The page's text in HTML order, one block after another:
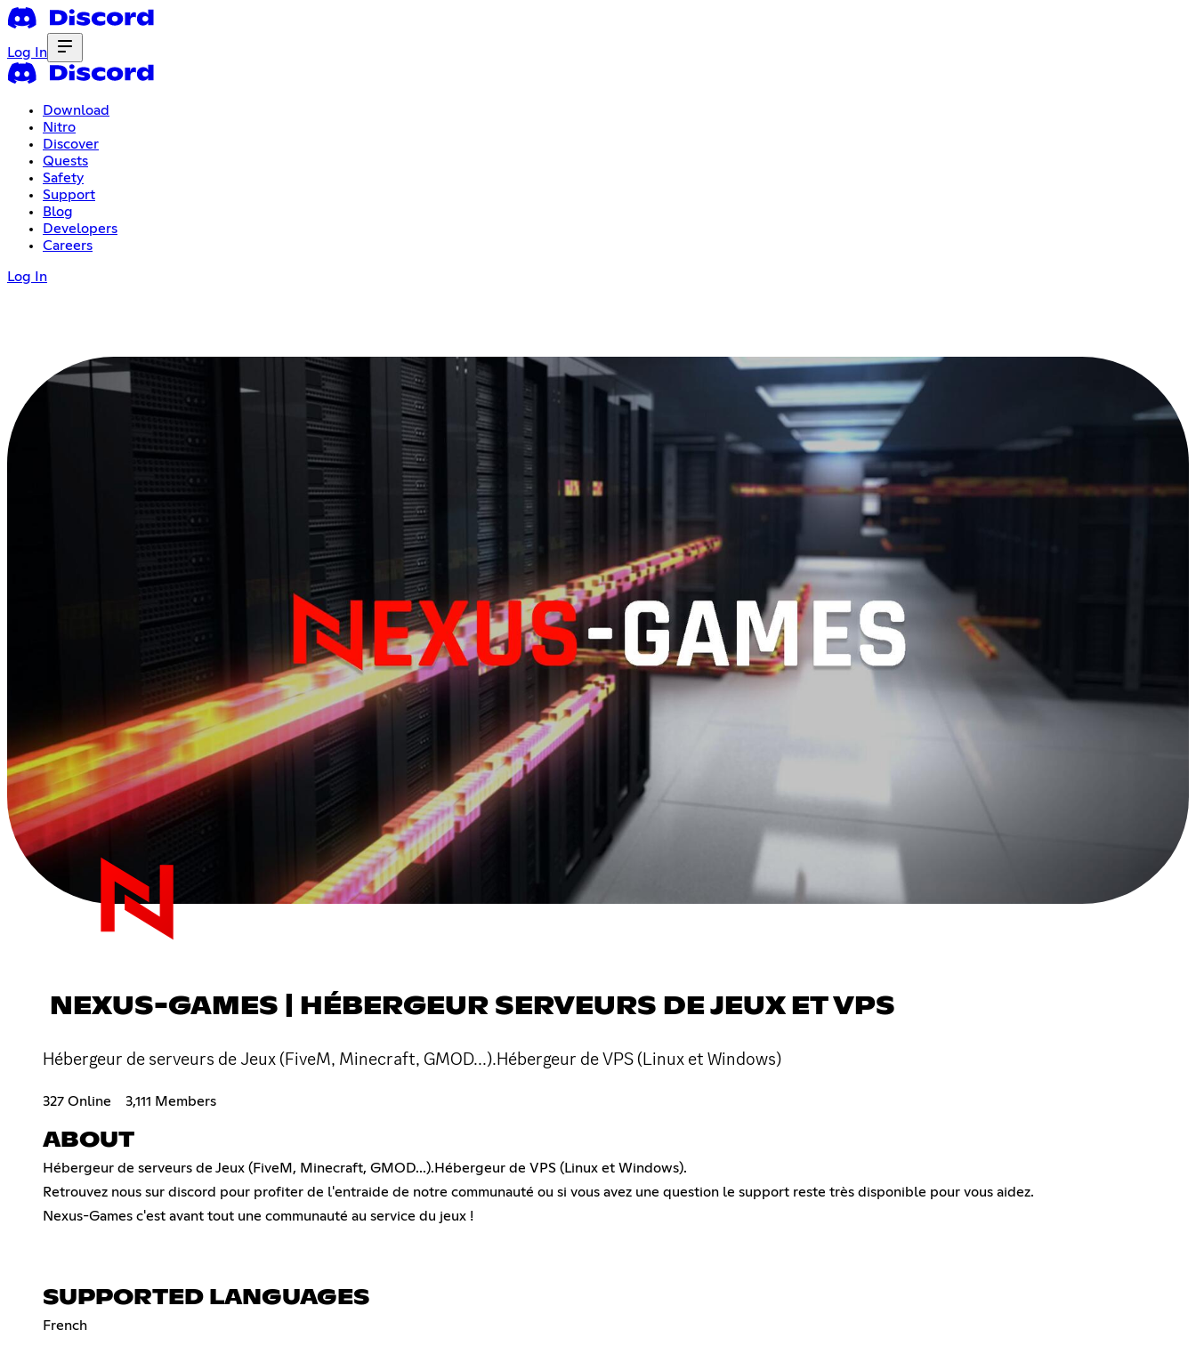
Log In
Download
Nitro
Discover
Quests
Safety
Support
Blog
Developers
Careers
Log In
NEXUS-GAMES | HÉBERGEUR SERVEURS DE JEUX ET VPS
Hébergeur de serveurs de Jeux (FiveM, Minecraft, GMOD...).Hébergeur de VPS (Linux et Windows)
327 Online 3,111 Members
ABOUT
Hébergeur de serveurs de Jeux (FiveM, Minecraft, GMOD...).Hébergeur de VPS (Linux et Windows).
Retrouvez nous sur discord pour profiter de l'entraide de notre communauté ou si vous avez une question le support reste très disponible pour vous aidez.
Nexus-Games c'est avant tout une communauté au service du jeux !
SUPPORTED LANGUAGES
French